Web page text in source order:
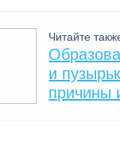
Читайте
и
причины